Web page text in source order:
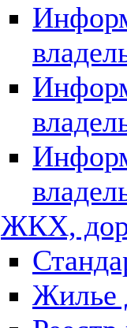
ЖКХ,
Жилье